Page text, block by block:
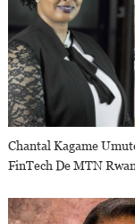
Chantal Kagame
FinTech De MTN